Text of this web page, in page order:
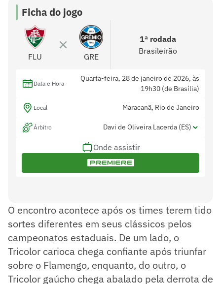
Ficha do jogo
FLU GRE
1ª rodada
Brasileirão
Data e Hora
Quarta-feira, 28 de janeiro de 2026, às
19h30 (de Brasília)
Local Maracanã, Rio de Janeiro
Árbitro Davi de Oliveira Lacerda (ES)
Assistentes
Luanderson Lima dos Santos (BA) e
Douglas Pagung (ES)
Onde assistir
O encontro acontece após os times terem tido
sortes diferentes em seus clássicos pelos
campeonatos estaduais. De um lado, o
Tricolor carioca chega confiante após triunfar
sobre o Flamengo, enquanto, do outro, o
Tricolor gaúcho chega abalado pela derrota de